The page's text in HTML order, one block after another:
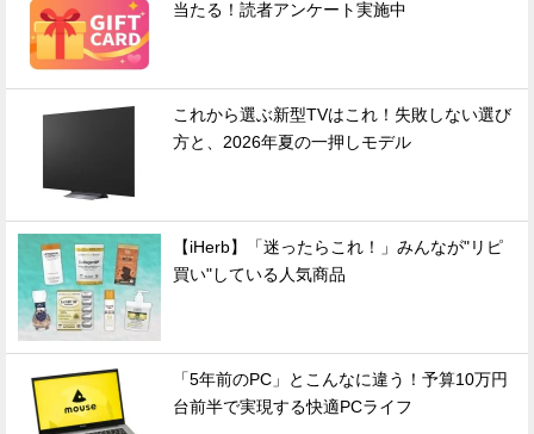
当たる！読者アンケート実施中
これから選ぶ新型TVはこれ！失敗しない選び
方と、2026年夏の一押しモデル
【iHerb】「迷ったらこれ！」みんなが"リピ
買い"している人気商品
「5年前のPC」とこんなに違う！予算10万円
台前半で実現する快適PCライフ